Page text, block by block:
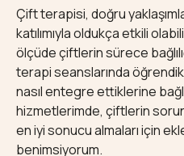
Çift terapisi, doğru
katılımıyla oldukça etkili
ölçüde çiftlerin sürece
terapi seanslarında
nasıl entegre ettiklerine
hizmetlerimde, çiftlerin
en iyi sonucu almaları için
benimsiyorum.